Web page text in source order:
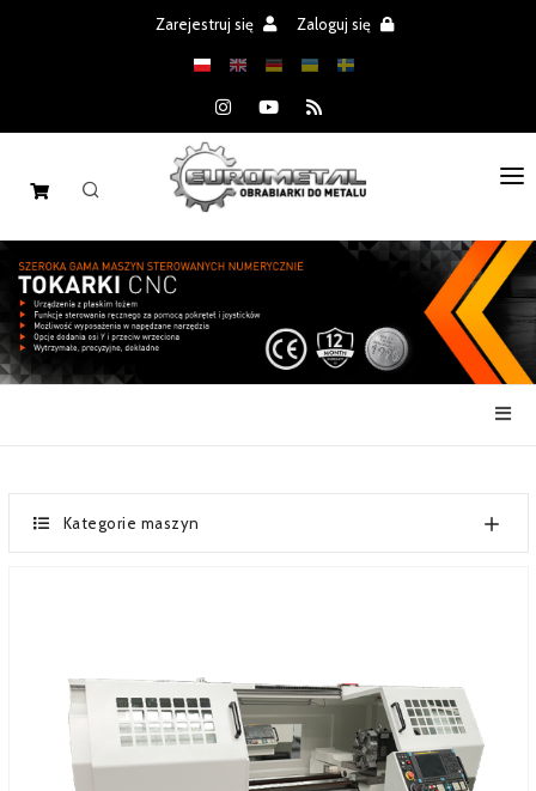
Zarejestruj się Zaloguj się
STRONA GŁÓWNA
MASZYNY
CZĘŚCI
SERWIS
O FIRMIE
Kategorie maszyn